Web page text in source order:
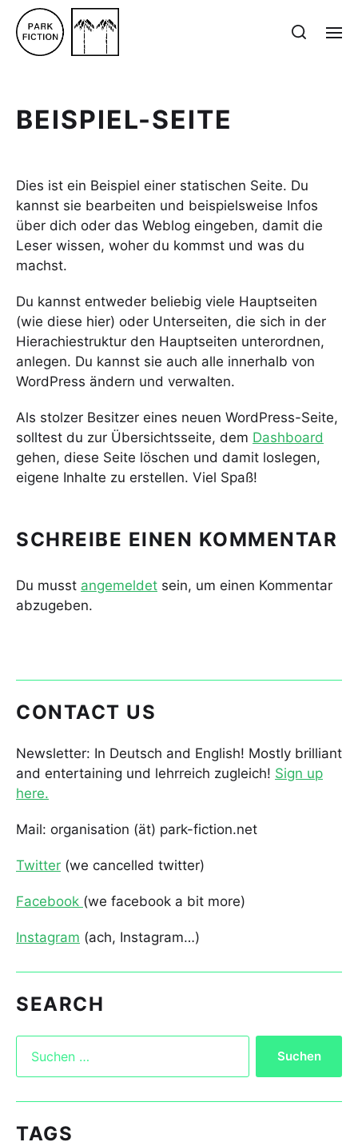
BEISPIEL-SEITE
Dies ist ein Beispiel einer statischen Seite. Du
kannst sie bearbeiten und beispielsweise Infos
über dich oder das Weblog eingeben, damit die
Leser wissen, woher du kommst und was du
machst.
Du kannst entweder beliebig viele Hauptseiten
(wie diese hier) oder Unterseiten, die sich in der
Hierachiestruktur den Hauptseiten unterordnen,
anlegen. Du kannst sie auch alle innerhalb von
WordPress ändern und verwalten.
Als stolzer Besitzer eines neuen WordPress-Seite,
solltest du zur Übersichtsseite, dem Dashboard
gehen, diese Seite löschen und damit loslegen,
eigene Inhalte zu erstellen. Viel Spaß!
SCHREIBE EINEN KOMMENTAR
Du musst angemeldet sein, um einen Kommentar
abzugeben.
CONTACT US
Newsletter: In Deutsch and English! Mostly brilliant
and entertaining und lehrreich zugleich! Sign up
here.
Mail: organisation (ät) park-fiction.net
Twitter (we cancelled twitter)
Facebook (we facebook a bit more)
Instagram (ach, Instagram…)
SEARCH
TAGS